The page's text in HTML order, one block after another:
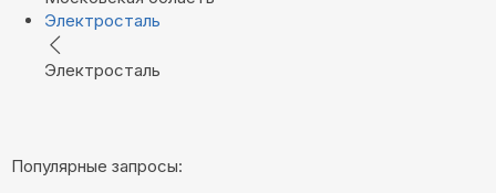
Электросталь
Электросталь
Популярные запросы: